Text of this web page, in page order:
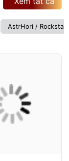
AstrHori / Rockstar